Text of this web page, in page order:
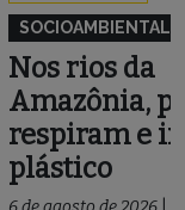
SOCIOAMBIENTAL
Nos rios da
Amazônia,
respiram e
plástico